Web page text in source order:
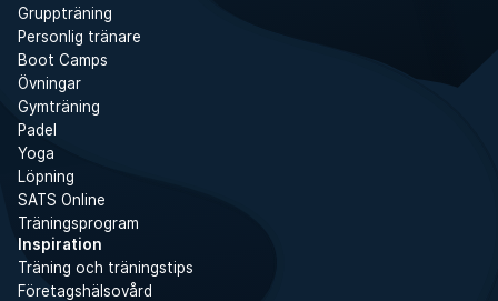
Gruppträning
Personlig tränare
Boot Camps
Övningar
Gymträning
Padel
Yoga
Löpning
SATS Online
Träningsprogram
Inspiration
Träning och träningstips
Företagshälsovård